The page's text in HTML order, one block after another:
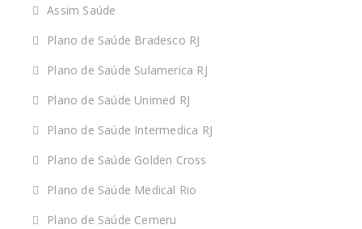
Assim Saúde
Plano de Saúde Bradesco RJ
Plano de Saúde Sulamerica RJ
Plano de Saúde Unimed RJ
Plano de Saúde Intermedica RJ
Plano de Saúde Golden Cross
Plano de Saúde Medical Rio
Plano de Saúde Cemeru